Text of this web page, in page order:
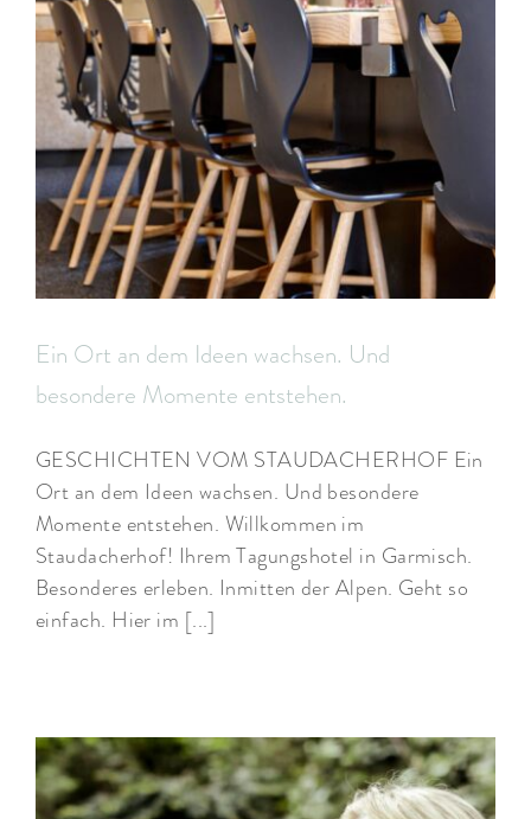
Ein Ort an dem Ideen wachsen. Und
besondere Momente entstehen.
GESCHICHTEN VOM STAUDACHERHOF Ein
Ort an dem Ideen wachsen. Und besondere
Momente entstehen. Willkommen im
Staudacherhof! Ihrem Tagungshotel in Garmisch.
Besonderes erleben. Inmitten der Alpen. Geht so
einfach. Hier im [...]